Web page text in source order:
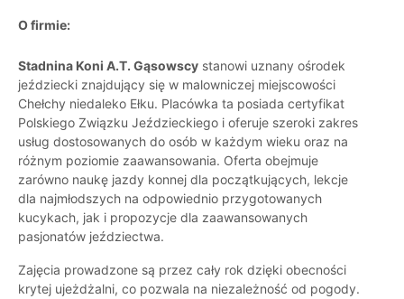
O firmie:
Stadnina Koni A.T. Gąsowscy stanowi uznany ośrodek
jeździecki znajdujący się w malowniczej miejscowości
Chełchy niedaleko Ełku. Placówka ta posiada certyfikat
Polskiego Związku Jeździeckiego i oferuje szeroki zakres
usług dostosowanych do osób w każdym wieku oraz na
różnym poziomie zaawansowania. Oferta obejmuje
zarówno naukę jazdy konnej dla początkujących, lekcje
dla najmłodszych na odpowiednio przygotowanych
kucykach, jak i propozycje dla zaawansowanych
pasjonatów jeździectwa.
Zajęcia prowadzone są przez cały rok dzięki obecności
krytej ujeżdżalni, co pozwala na niezależność od pogody.